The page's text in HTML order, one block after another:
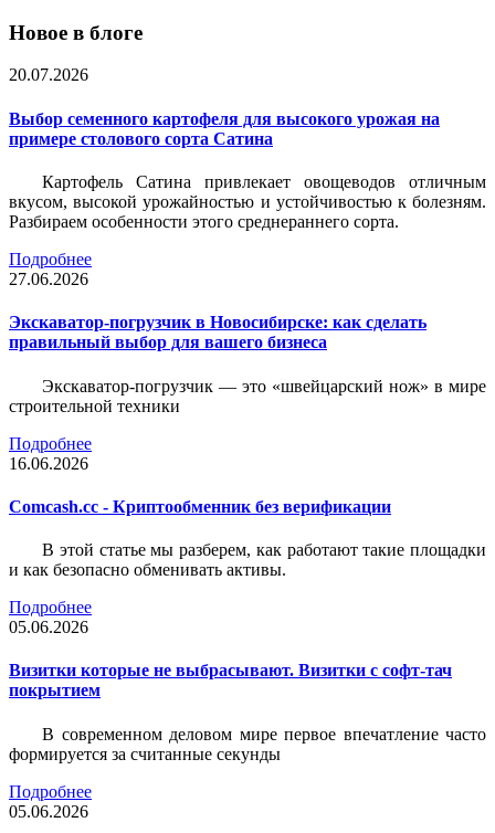
Новое в блоге
20.07.2026
Выбор семенного картофеля для высокого урожая на
примере столового сорта Сатина
Картофель Сатина привлекает овощеводов отличным
вкусом, высокой урожайностью и устойчивостью к болезням.
Разбираем особенности этого среднераннего сорта.
Подробнее
27.06.2026
Экскаватор-погрузчик в Новосибирске: как сделать
правильный выбор для вашего бизнеса
Экскаватор-погрузчик — это «швейцарский нож» в мире
строительной техники
Подробнее
16.06.2026
Comcash.cc - Криптообменник без верификации
В этой статье мы разберем, как работают такие площадки
и как безопасно обменивать активы.
Подробнее
05.06.2026
Визитки которые не выбрасывают. Визитки с софт-тач
покрытием
В современном деловом мире первое впечатление часто
формируется за считанные секунды
Подробнее
05.06.2026